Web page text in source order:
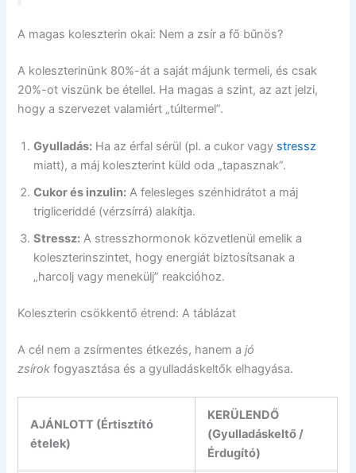
A magas koleszterin okai: Nem a zsír a fő bűnös?
A koleszterinünk 80%-át a saját májunk termeli, és csak
20%-ot viszünk be étellel. Ha magas a szint, az azt jelzi,
hogy a szervezet valamiért „túltermel”.
Gyulladás: Ha az érfal sérül (pl. a cukor vagy stressz
miatt), a máj koleszterint küld oda „tapasznak”.
Cukor és inzulin: A felesleges szénhidrátot a máj
trigliceriddé (vérzsírrá) alakítja.
Stressz: A stresszhormonok közvetlenül emelik a
koleszterinszintet, hogy energiát biztosítsanak a
„harcolj vagy menekülj” reakcióhoz.
Koleszterin csökkentő étrend: A táblázat
A cél nem a zsírmentes étkezés, hanem ajó
zsírok fogyasztása és a gyulladáskeltők elhagyása.
AJÁNLOTT (Értisztító
ételek)
KERÜLENDŐ
(Gyulladáskeltő /
Érdugító)